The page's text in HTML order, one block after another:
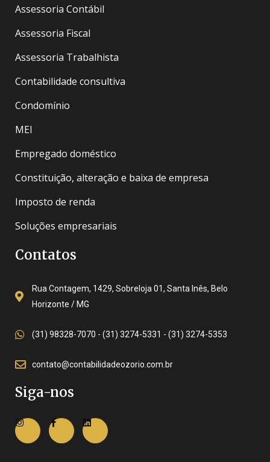
Assessoria Contábil
Assessoria Fiscal
Assessoria Trabalhista
Contabilidade consultiva
Condomínio
MEI
Empregado doméstico
Constituição, alteração e baixa de empresa
Imposto de renda
Soluções empresariais
Contatos
Rua Contagem, 1429, Sobreloja 01, Santa Inês, Belo
Horizonte / MG
(31) 98328-7070 - (31) 3274-5331 - (31) 3274-5353
contato@contabilidadeozorio.com.br
Siga-nos